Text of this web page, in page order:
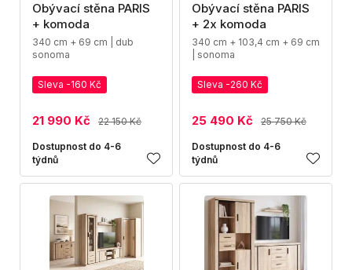
Obývací stěna PARIS
+ komoda
340 cm + 69 cm | dub
sonoma
Sleva -160 Kč
21 990 Kč 22 150 Kč
Dostupnost do 4-6
týdnů
Obývací stěna PARIS
+ 2x komoda
340 cm + 103,4 cm + 69 cm
| sonoma
Sleva -260 Kč
25 490 Kč 25 750 Kč
Dostupnost do 4-6
týdnů